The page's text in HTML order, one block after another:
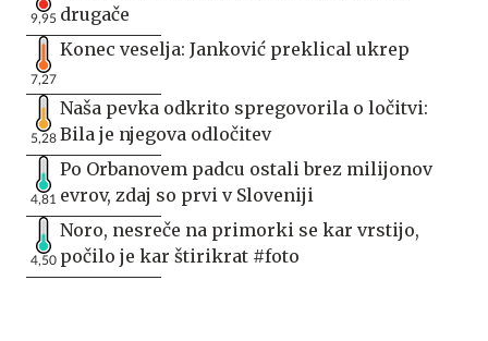
9,95 drugače
7,27
Konec veselja: Janković preklical ukrep
5,28
Naša pevka odkrito spregovorila o ločitvi:
Bila je njegova odločitev
4,81
Po Orbanovem padcu ostali brez milijonov
evrov, zdaj so prvi v Sloveniji
4,50
Noro, nesreče na primorki se kar vrstijo,
počilo je kar štirikrat #foto